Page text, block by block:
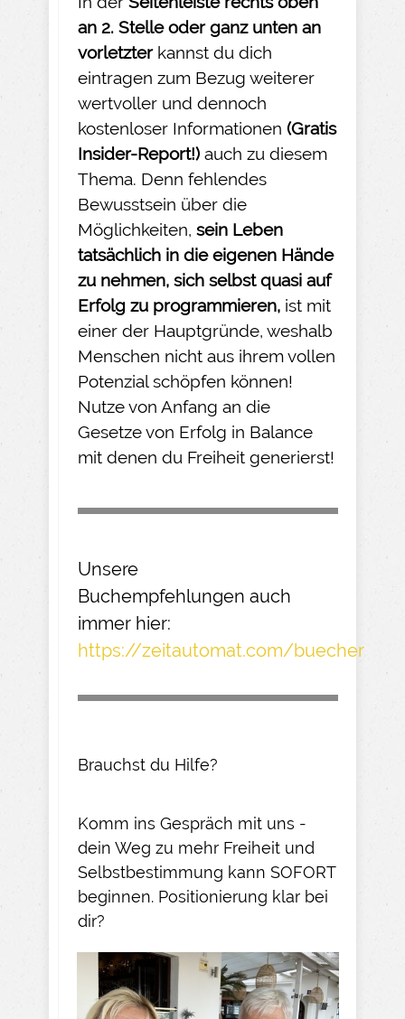
an 2. Stelle oder ganz unten an
vorletzter kannst du dich
eintragen zum Bezug weiterer
wertvoller und dennoch
kostenloser Informationen (Gratis
Insider-Report!) auch zu diesem
Thema. Denn fehlendes
Bewusstsein über die
Möglichkeiten, sein Leben
tatsächlich in die eigenen Hände
zu nehmen, sich selbst quasi auf
Erfolg zu programmieren, ist mit
einer der Hauptgründe, weshalb
Menschen nicht aus ihrem vollen
Potenzial schöpfen können!
Nutze von Anfang an die
Gesetze von Erfolg in Balance
mit denen du Freiheit generierst!
Unsere
Buchempfehlungen auch
immer hier:
https://zeitautomat.com/buecher
Brauchst du Hilfe?
Komm ins Gespräch mit uns -
dein Weg zu mehr Freiheit und
Selbstbestimmung kann SOFORT
beginnen. Positionierung klar bei
dir?